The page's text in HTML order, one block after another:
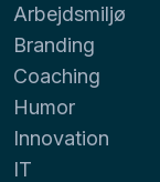
Arbejdsmiljø
Branding
Coaching
Humor
Innovation
IT